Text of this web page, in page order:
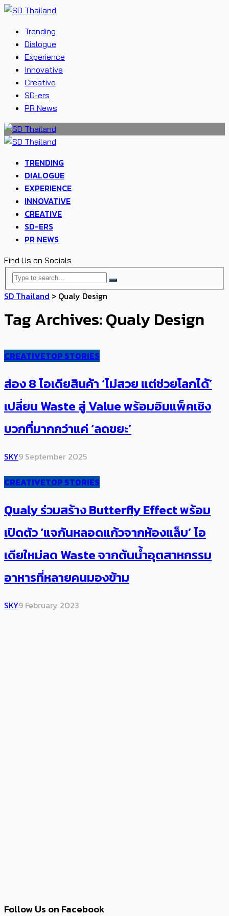
Trending
Dialogue
Experience
Innovative
Creative
SD-ers
PR News
TRENDING
DIALOGUE
EXPERIENCE
INNOVATIVE
CREATIVE
SD-ERS
PR NEWS
Find Us on Socials
SD Thailand > Qualy Design
Tag Archives: Qualy Design
CREATIVETOP STORIES
ส่อง 8 ไอเดียสินค้า ‘ไม่สวย แต่ช่วยโลกได้’
เปลี่ยน Waste สู่ Value พร้อม​อิมแพ็คเชิง
บวกที่มากกว่าแค่ ‘ลดขยะ’
SKY9 September 2025
CREATIVETOP STORIES
Qualy ร่วมสร้าง Butterfly Effect ​พร้อม
เปิดตัว ‘แจกันหลอดแก้วจากห้องแล็บ’ ไอ
เดียใหม่ลด Waste จากต้นน้ำอุตสาหกรรม
อาหารที่หลายคนมองข้าม
SKY9 February 2023
Follow Us on Facebook